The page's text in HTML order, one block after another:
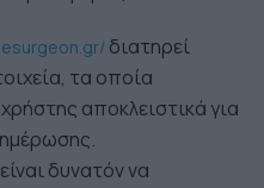
διατηρεί
τα οποία
αποκλειστικά για
είναι δυνατόν να